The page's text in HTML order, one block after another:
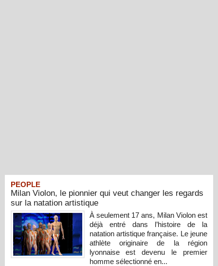
PEOPLE
Milan Violon, le pionnier qui veut changer les regards
sur la natation artistique
À seulement 17 ans, Milan Violon est
déjà entré dans l’histoire de la
natation artistique française. Le jeune
athlète originaire de la région
lyonnaise est devenu le premier
homme sélectionné en...